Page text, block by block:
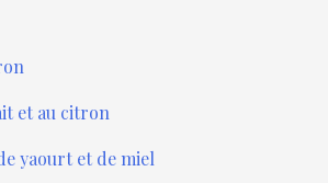
et au citron
yaourt et de miel